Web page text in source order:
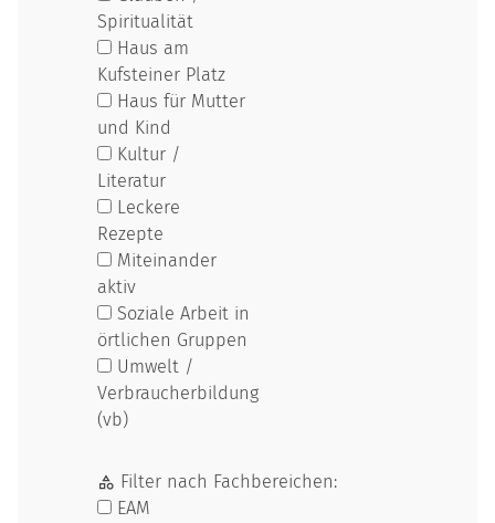
Spiritualität
Haus am
Kufsteiner Platz
Haus für Mutter
und Kind
Kultur /
Literatur
Leckere
Rezepte
Miteinander
aktiv
Soziale Arbeit in
örtlichen Gruppen
Umwelt /
Verbraucherbildung
(vb)
Filter nach Fachbereichen:
EAM